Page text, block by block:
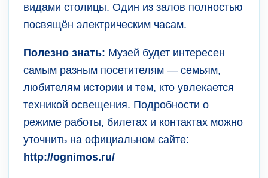
видами столицы. Один из залов полностью
посвящён электрическим часам.
Полезно знать: Музей будет интересен
самым разным посетителям — семьям,
любителям истории и тем, кто увлекается
техникой освещения. Подробности о
режиме работы, билетах и контактах можно
уточнить на официальном сайте:
http://ognimos.ru/